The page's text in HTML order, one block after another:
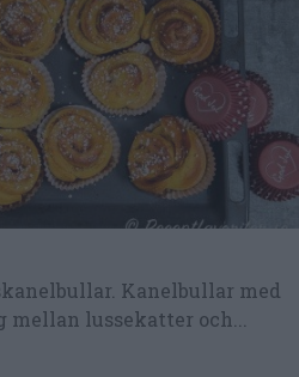
Kanelbullar med
lussekatter och...